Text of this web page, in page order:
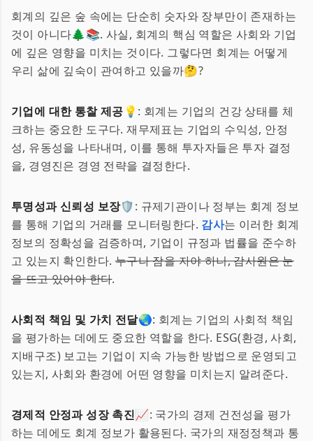
회계의 깊은 숲 속에는 단순히 숫자와 장부만이 존재하는
것이 아니다🌲📚. 사실, 회계의 핵심 역할은 사회와 기업
에 깊은 영향을 미치는 것이다. 그렇다면 회계는 어떻게
우리 삶에 깊숙이 관여하고 있을까🤔?
기업에 대한 통찰 제공💡 : 회계는 기업의 건강 상태를 체
크하는 중요한 도구다. 재무제표는 기업의 수익성, 안정
성, 유동성을 나타내며, 이를 통해 투자자들은 투자 결정
을, 경영진은 경영 전략을 결정한다.
투명성과 신뢰성 보장🛡️: 규제기관이나 정부는 회계 정보
를 통해 기업의 거래를 모니터링한다. 감사는 이러한 회계
정보의 정확성을 검증하며, 기업이 규정과 법률을 준수하
고 있는지 확인한다.누구나 잠을 자야 하니, 감사원은 눈
을 뜨고 있어야 한다.
사회적 책임 및 가치 전달🌏: 회계는 기업의 사회적 책임
을 평가하는 데에도 중요한 역할을 한다. ESG(환경, 사회,
지배구조) 보고는 기업이 지속 가능한 방법으로 운영되고
있는지, 사회와 환경에 어떤 영향을 미치는지 알려준다.
경제적 안정과 성장 촉진📈: 국가의 경제 건전성을 평가
하는 데에도 회계 정보가 활용된다. 국가의 재정정책과 통